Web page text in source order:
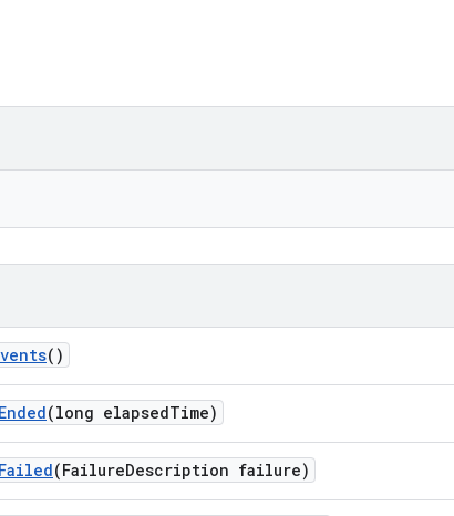
()
Ended(long elapsedTime)
Failed(FailureDescription failure)